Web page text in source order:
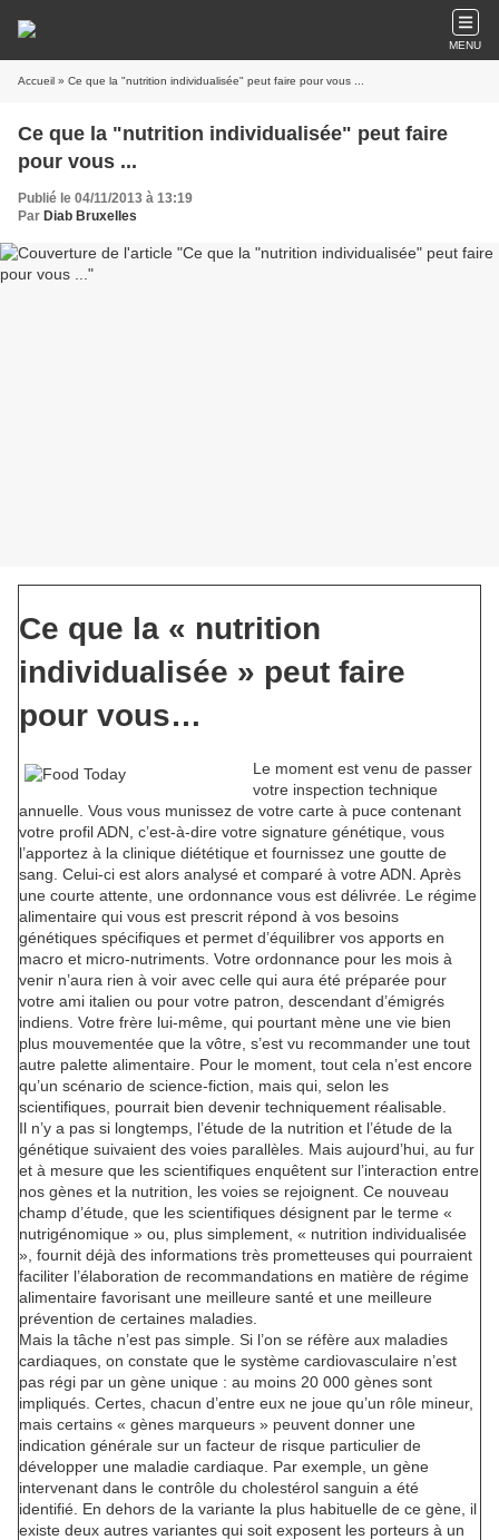
MENU
Accueil » Ce que la "nutrition individualisée" peut faire pour vous ...
Ce que la "nutrition individualisée" peut faire
pour vous ...
Publié le 04/11/2013 à 13:19
Par Diab Bruxelles
Ce que la « nutrition
individualisée » peut faire
pour vous…
Le moment est venu de passer
votre inspection technique
annuelle. Vous vous munissez de votre carte à puce contenant
votre profil ADN, c’est-à-dire votre signature génétique, vous
l’apportez à la clinique diététique et fournissez une goutte de
sang. Celui-ci est alors analysé et comparé à votre ADN. Après
une courte attente, une ordonnance vous est délivrée. Le régime
alimentaire qui vous est prescrit répond à vos besoins
génétiques spécifiques et permet d’équilibrer vos apports en
macro et micro-nutriments. Votre ordonnance pour les mois à
venir n’aura rien à voir avec celle qui aura été préparée pour
votre ami italien ou pour votre patron, descendant d’émigrés
indiens. Votre frère lui-même, qui pourtant mène une vie bien
plus mouvementée que la vôtre, s’est vu recommander une tout
autre palette alimentaire. Pour le moment, tout cela n’est encore
qu’un scénario de science-fiction, mais qui, selon les
scientifiques, pourrait bien devenir techniquement réalisable.
Il n’y a pas si longtemps, l’étude de la nutrition et l’étude de la
génétique suivaient des voies parallèles. Mais aujourd’hui, au fur
et à mesure que les scientifiques enquêtent sur l’interaction entre
nos gènes et la nutrition, les voies se rejoignent. Ce nouveau
champ d’étude, que les scientifiques désignent par le terme «
nutrigénomique » ou, plus simplement, « nutrition individualisée
», fournit déjà des informations très prometteuses qui pourraient
faciliter l’élaboration de recommandations en matière de régime
alimentaire favorisant une meilleure santé et une meilleure
prévention de certaines maladies.
Mais la tâche n’est pas simple. Si l’on se réfère aux maladies
cardiaques, on constate que le système cardiovasculaire n’est
pas régi par un gène unique : au moins 20 000 gènes sont
impliqués. Certes, chacun d’entre eux ne joue qu’un rôle mineur,
mais certains « gènes marqueurs » peuvent donner une
indication générale sur un facteur de risque particulier de
développer une maladie cardiaque. Par exemple, un gène
intervenant dans le contrôle du cholestérol sanguin a été
identifié. En dehors de la variante la plus habituelle de ce gène, il
existe deux autres variantes qui soit exposent les porteurs à un